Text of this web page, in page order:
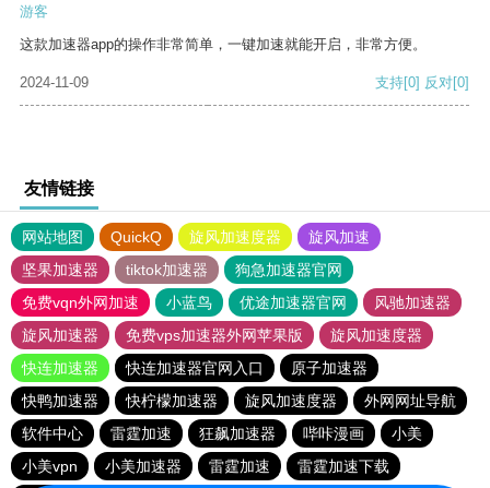
游客
这款加速器app的操作非常简单，一键加速就能开启，非常方便。
2024-11-09 支持[0] 反对[0]
友情链接
网站地图 QuickQ 旋风加速度器
旋风加速
坚果加速器
tiktok加速器
狗急加速器官网
免费vqn外网加速
小蓝鸟 优途加速器官网
风驰加速器
旋风加速器
免费vps加速器外网苹果版
旋风加速度器
快连加速器
快连加速器官网入口
原子加速器
快鸭加速器
快柠檬加速器 旋风加速度器
外网网址导航
软件中心
雷霆加速 狂飙加速器 哔咔漫画
小美
小美vpn
小美加速器 雷霆加速 雷霆加速下载